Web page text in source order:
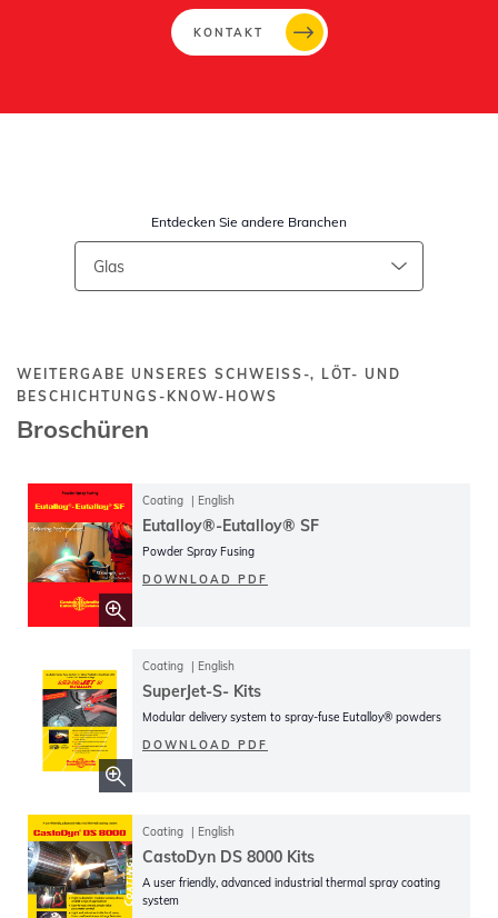
KONTAKT
Entdecken Sie andere Branchen
WEITERGABE UNSERES SCHWEISS-, LÖT- UND B
ESCHICHTUNGS-KNOW-HOWS
Broschüren
Coating English
Eutalloy®-Eutalloy® SF
Powder Spray Fusing
DOWNLOAD PDF
Coating English
SuperJet-S- Kits
Modular delivery system to spray-fuse Eutalloy® powders
DOWNLOAD PDF
Coating English
CastoDyn DS 8000 Kits
A user friendly, advanced industrial thermal spray coating
system